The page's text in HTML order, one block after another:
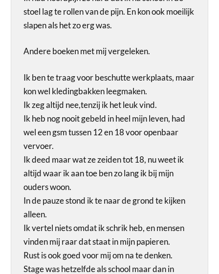
stoel lag te rollen van de pijn. En kon ook moeilijk
slapen als het zo erg was.
Andere boeken met mij vergeleken.
Ik ben te traag voor beschutte werkplaats, maar
kon wel kledingbakken leegmaken.
Ik zeg altijd nee,tenzij ik het leuk vind.
Ik heb nog nooit gebeld in heel mijn leven, had
wel een gsm tussen 12 en 18 voor openbaar
vervoer.
Ik deed maar wat ze zeiden tot 18, nu weet ik
altijd waar ik aan toe ben zo lang ik bij mijn
ouders woon.
In de pauze stond ik te naar de grond te kijken
alleen.
Ik vertel niets omdat ik schrik heb, en mensen
vinden mij raar dat staat in mijn papieren.
Rust is ook goed voor mij om na te denken.
Stage was hetzelfde als school maar dan in